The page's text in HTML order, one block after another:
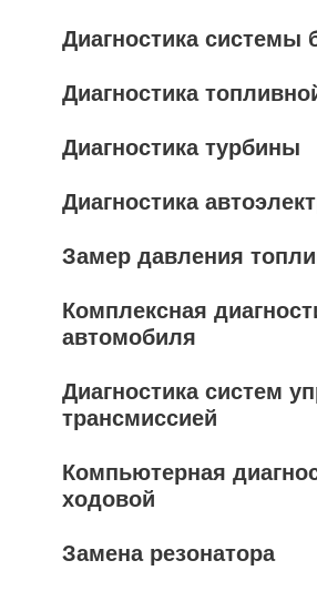
Диагностика системы
Диагностика
Диагностика турбины
Диагностика
Замер давления
Комплексная
автомобиля
Диагностика систем
трансмиссией
Компьютерная
ходовой
Замена резонатора